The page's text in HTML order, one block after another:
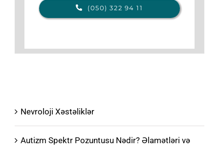
(050) 322 94 11
Nevroloji Xəstəliklər
Autizm Spektr Pozuntusu Nədir? Əlamətləri və